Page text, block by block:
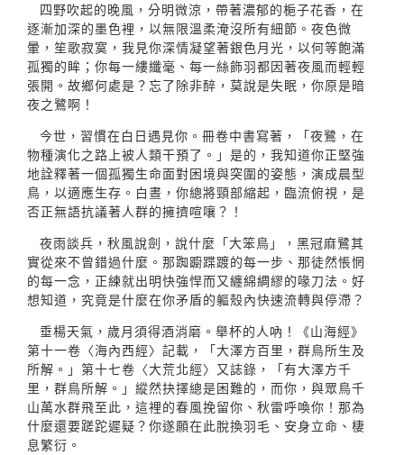
四野吹起的晚風，分明微涼，帶著濃郁的梔子花香，在
逐漸加深的墨色裡，以無限溫柔淹沒所有細節。夜色微
暈，笙歌寂寞，我見你深情凝望著銀色月光，以何等飽滿
孤獨的眸；你每一縷纖毫、每一絲飾羽都因著夜風而輕輕
張開。故鄉何處是？忘了除非醉，莫說是失眠，你原是暗
夜之鷺啊！
今世，習慣在白日遇見你。冊卷中書寫著，「夜鷺，在
物種演化之路上被人類干預了。」是的，我知道你正堅強
地詮釋著一個孤獨生命面對困境與突圍的姿態，演成晨型
鳥，以適應生存。白晝，你總將頸部縮起，臨流俯視，是
否正無語抗議著人群的擁擠喧嚷？！
夜雨談兵，秋風說劍，說什麼「大笨鳥」，黑冠麻鷺其
實從來不曾錯過什麼。那踟躕蹀踱的每一步、那徒然悵惘
的每一念，正練就出明快強悍而又纏綿綢繆的喙刀法。好
想知道，究竟是什麼在你矛盾的軀殼內快速流轉與停滯？
垂楊天氣，歲月須得酒消磨。舉杯的人吶！《山海經》
第十一卷〈海內西經〉記載，「大澤方百里，群鳥所生及
所解。」第十七卷〈大荒北經〉又誌錄，「有大澤方千
里，群鳥所解。」縱然抉擇總是困難的，而你，與眾鳥千
山萬水群飛至此，這裡的春風挽留你、秋雷呼喚你！那為
什麼還要蹉跎遲疑？你遂願在此脫換羽毛、安身立命、棲
息繁衍。